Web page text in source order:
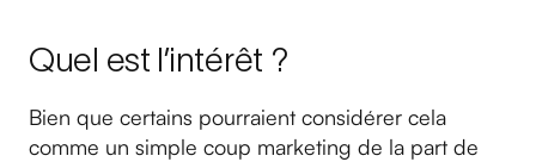
Quel est l’intérêt ?
Bien que certains pourraient considérer cela
comme un simple coup marketing de la part de